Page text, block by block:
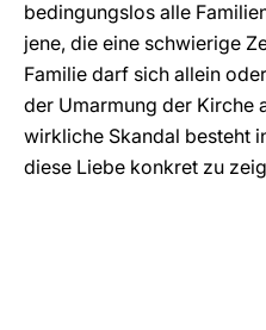
bedingungslos alle
jene, die eine schwierige
Familie darf sich allein
der Umarmung der Kirche
wirkliche Skandal besteht
diese Liebe konkret zu